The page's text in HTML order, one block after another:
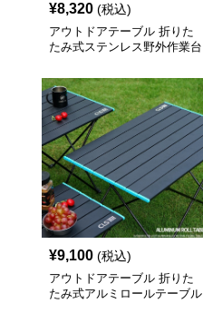
¥8,320 (税込)
アウトドアテーブル 折りた
たみ式ステンレス野外作業台
¥9,100 (税込)
アウトドアテーブル 折りた
たみ式アルミロールテーブル